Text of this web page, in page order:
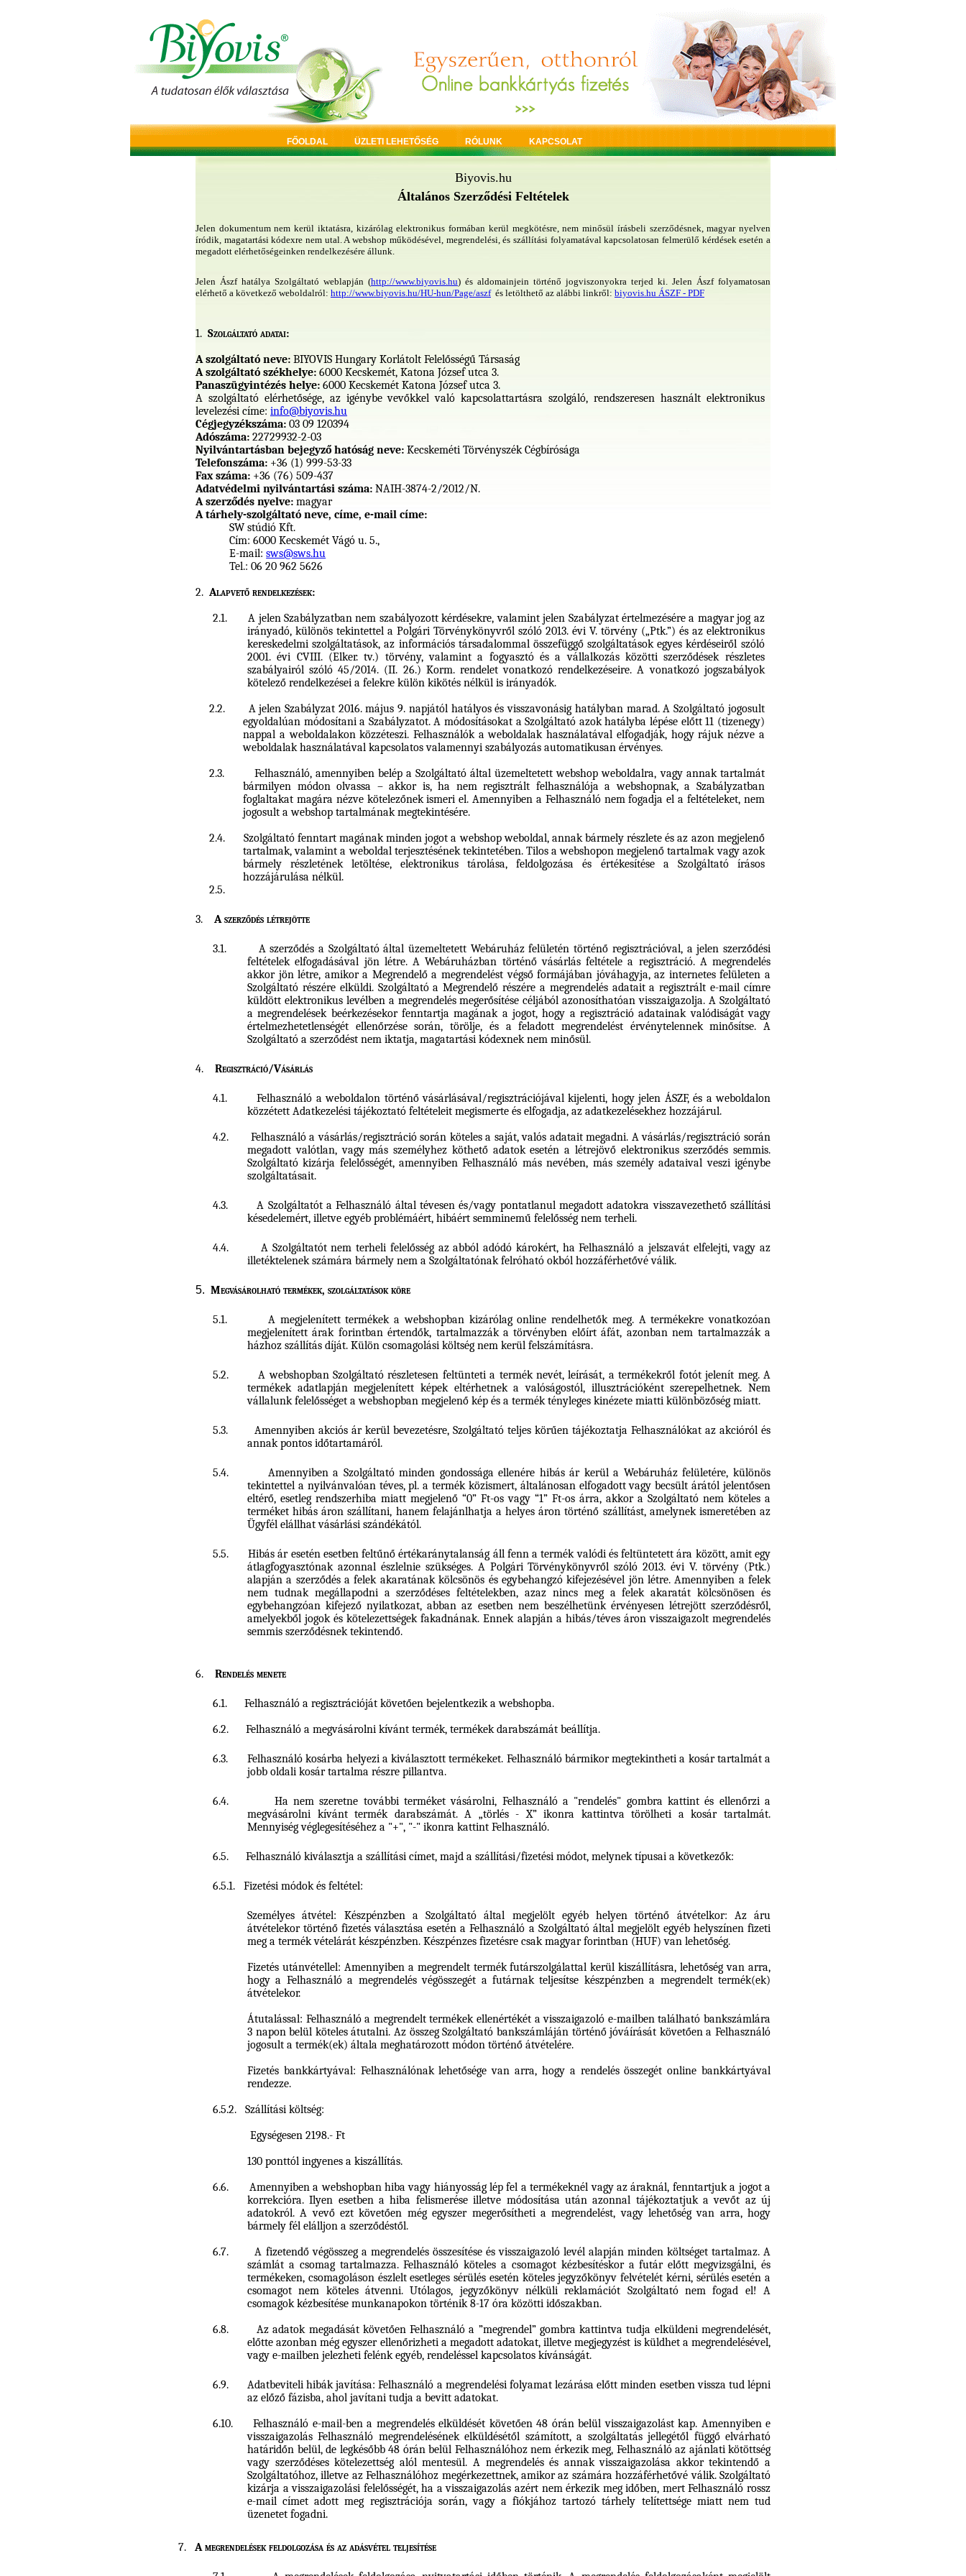
FŐOLDAL ÜZLETI LEHETŐSÉG RÓLUNK KAPCSOLAT
Biyovis.hu
Általános Szerződési Feltételek
Jelen dokumentum nem kerül iktatásra, kizárólag elektronikus formában kerül megkötésre, nem minősül írásbeli szerződésnek, magyar nyelven
íródik, magatartási kódexre nem utal. A webshop működésével, megrendelési, és szállítási folyamatával kapcsolatosan felmerülő kérdések esetén a
megadott elérhetőségeinken rendelkezésére állunk.
Jelen Ászf hatálya Szolgáltató weblapján (http://www.biyovis.hu) és aldomainjein történő jogviszonyokra terjed ki. Jelen Ászf folyamatosan
elérhető a következő weboldalról: http://www.biyovis.hu/HU-hun/Page/aszfés letölthető az alábbi linkről: biyovis.hu ÁSZF - PDF
1. Szolgáltató adatai:
A szolgáltató neve: BIYOVIS Hungary Korlátolt Felelősségű Társaság
Aszolgáltató székhelye: 6000 Kecskemét, Katona József utca 3.
Panaszügyintézés helye: 6000 Kecskemét Katona József utca 3.
A szolgáltató elérhetősége, az igénybe vevőkkel való kapcsolattartásra szolgáló, rendszeresen használt elektronikus
levelezési címe: info@biyovis.hu
Cégjegyzékszáma: 03 09 120394
Adószáma: 22729932-2-03
Nyilvántartásban bejegyző hatóság neve: Kecskeméti Törvényszék Cégbírósága
Telefonszáma: +36 (1) 999-53-33
Fax száma: +36 (76) 509-437
Adatvédelmi nyilvántartási száma: NAIH-3874-2/2012/N.
A szerződés nyelve: magyar
A tárhely-szolgáltató neve, címe, e-mail címe:
SW stúdió Kft.
Cím: 6000 Kecskemét Vágó u. 5.,
E-mail:sws@sws.hu
Tel.: 06 20 962 5626
2. Alapvető rendelkezések:
2.1.
A jelen Szabályzatban nem szabályozott kérdésekre, valamint jelen Szabályzat értelmezésére a magyar jog az
irányadó, különös tekintettel a Polgári Törvénykönyvről szóló 2013. évi V. törvény („Ptk.”) és az elektronikus
kereskedelmi szolgáltatások, az információs társadalommal összefüggő szolgáltatások egyes kérdéseiről szóló
2001. évi CVIII. (Elker. tv.) törvény, valamint a fogyasztó és a vállalkozás közötti szerződések részletes
szabályairól szóló 45/2014. (II. 26.) Korm. rendelet vonatkozó rendelkezéseire.A vonatkozó jogszabályok
kötelező rendelkezései a felekre külön kikötés nélkül is irányadók.
2.2.
A jelen Szabályzat 2016. május 9. napjától hatályos és visszavonásig hatályban marad. A Szolgáltató jogosult
egyoldalúan módosítani a Szabályzatot. A módosításokat a Szolgáltató azok hatályba lépése előtt 11 (tizenegy)
nappal a weboldalakon közzéteszi. Felhasználók a weboldalak használatával elfogadják, hogy rájuk nézve a
weboldalak használatával kapcsolatos valamennyi szabályozás automatikusan érvényes.
2.3.
Felhasználó, amennyiben belép a Szolgáltató által üzemeltetett webshop weboldalra, vagy annak tartalmát
bármilyen módon olvassa – akkor is, ha nem regisztrált felhasználója a webshopnak, a Szabályzatban
foglaltakat magára nézve kötelezőnek ismeri el. Amennyiben a Felhasználó nem fogadja el a feltételeket, nem
jogosult a webshop tartalmának megtekintésére.
2.4.
Szolgáltató fenntart magának minden jogot a webshop weboldal, annak bármely részlete és az azon megjelenő
tartalmak, valamint a weboldal terjesztésének tekintetében. Tilos a webshopon megjelenő tartalmak vagy azok
bármely részletének letöltése, elektronikus tárolása, feldolgozása és értékesítése a Szolgáltató írásos
hozzájárulása nélkül.
2.5.
3. A szerződés létrejötte
3.1.
A szerződés a Szolgáltató által üzemeltetett Webáruház felületén történő regisztrációval, a jelen szerződési
feltételek elfogadásával jön létre. A Webáruházban történő vásárlás feltétele a regisztráció. A megrendelés
akkor jön létre, amikor a Megrendelő a megrendelést végső formájában jóváhagyja, az internetes felületen a
Szolgáltató részére elküldi. Szolgáltató a Megrendelő részére a megrendelés adatait a regisztrált e-mail címre
küldött elektronikus levélben a megrendelés megerősítése céljából azonosíthatóan visszaigazolja. A Szolgáltató
a megrendelések beérkezésekor fenntartja magának a jogot, hogy a regisztráció adatainak valódiságát vagy
értelmezhetetlenségét ellenőrzése során, törölje, és a feladott megrendelést érvénytelennek minősítse. A
Szolgáltató a szerződést nem iktatja, magatartási kódexnek nem minősül.
4. Regisztráció/Vásárlás
4.1.
Felhasználó a weboldalon történő vásárlásával/regisztrációjával kijelenti, hogy jelen ÁSZF, és a weboldalon
közzétett Adatkezelési tájékoztató feltételeit megismerte és elfogadja, az adatkezelésekhez hozzájárul.
4.2.
Felhasználó a vásárlás/regisztráció során köteles a saját, valós adatait megadni. A vásárlás/regisztráció során
megadott valótlan, vagy más személyhez köthető adatok esetén a létrejövő elektronikus szerződés semmis.
Szolgáltató kizárja felelősségét, amennyiben Felhasználó más nevében, más személy adataival veszi igénybe
szolgáltatásait.
4.3.
A Szolgáltatót a Felhasználó által tévesen és/vagy pontatlanul megadott adatokra visszavezethető szállítási
késedelemért, illetve egyéb problémáért, hibáért semminemű felelősség nem terheli.
4.4.
A Szolgáltatót nem terheli felelősség az abból adódó károkért, ha Felhasználó a jelszavát elfelejti, vagy az
illetéktelenek számára bármely nem a Szolgáltatónak felróható okból hozzáférhetővé válik.
5. Megvásárolható termékek, szolgáltatások köre
5.1.
A megjelenített termékek a webshopban kizárólag online rendelhetők meg. A termékekre vonatkozóan
megjelenített árak forintban értendők, tartalmazzák a törvényben előírt áfát, azonban nem tartalmazzák a
házhoz szállítás díját. Külön csomagolási költség nem kerül felszámításra.
5.2.
A webshopban Szolgáltató részletesen feltünteti a termék nevét, leírását, a termékekről fotót jelenít meg. A
termékek adatlapján megjelenített képek eltérhetnek a valóságostól, illusztrációként szerepelhetnek. Nem
vállalunk felelősséget a webshopban megjelenő kép és a termék tényleges kinézete miatti különbözőség miatt.
5.3.
Amennyiben akciós ár kerül bevezetésre, Szolgáltató teljes körűen tájékoztatja Felhasználókat az akcióról és
annak pontos időtartamáról.
5.4.
Amennyiben a Szolgáltató minden gondossága ellenére hibás ár kerül a Webáruház felületére, különös
tekintettel a nyilvánvalóan téves, pl. a termék közismert, általánosan elfogadott vagy becsült árától jelentősen
eltérő, esetleg rendszerhiba miatt megjelenő “0” Ft-os vagy “1” Ft-os árra, akkor a Szolgáltató nem köteles a
terméket hibás áron szállítani, hanem felajánlhatja a helyes áron történő szállítást, amelynek ismeretében az
Ügyfél elállhat vásárlási szándékától.
5.5.
Hibás ár esetén esetben feltűnő értékaránytalanság áll fenn a termék valódi és feltüntetett ára között, amit egy
átlagfogyasztónak azonnal észlelnie szükséges. A Polgári Törvénykönyvről szóló 2013. évi V. törvény (Ptk.)
alapján a szerződés a felek akaratának kölcsönös és egybehangzó kifejezésével jön létre. Amennyiben a felek
nem tudnak megállapodni a szerződéses feltételekben, azaz nincs meg a felek akaratát kölcsönösen és
egybehangzóan kifejező nyilatkozat, abban az esetben nem beszélhetünk érvényesen létrejött szerződésről,
amelyekből jogok és kötelezettségek fakadnának. Ennek alapján a hibás/téves áron visszaigazolt megrendelés
semmis szerződésnek tekintendő.
6. Rendelés menete
6.1.
Felhasználó a regisztrációját követően bejelentkezik a webshopba.
6.2.
Felhasználó a megvásárolni kívánt termék, termékek darabszámát beállítja.
6.3.
Felhasználó kosárba helyezi a kiválasztott termékeket. Felhasználó bármikor megtekintheti a kosár tartalmát a
jobb oldali kosár tartalma részre pillantva.
6.4.
Ha nem szeretne további terméket vásárolni, Felhasználó a "rendelés" gombra kattint és ellenőrzi a
megvásárolni kívánt termék darabszámát. A „törlés - X” ikonra kattintva törölheti a kosár tartalmát.
Mennyiség véglegesítéséhez a "+", "-" ikonra kattint Felhasználó.
6.5. Felhasználó kiválasztja a szállítási címet, majd a szállítási/fizetési módot, melynek típusai a következők:
6.5.1. Fizetési módok és feltétel:
Személyes átvétel: Készpénzben a Szolgáltató által megjelölt egyéb helyen történő átvételkor: Az áru
átvételekor történő fizetés választása esetén a Felhasználó a Szolgáltató által megjelölt egyéb helyszínen fizeti
meg a termék vételárát készpénzben. Készpénzes fizetésre csak magyar forintban (HUF) van lehetőség.
Fizetés utánvétellel: Amennyiben a megrendelt termék futárszolgálattal kerül kiszállításra, lehetőség van arra,
hogy a Felhasználó a megrendelés végösszegét a futárnak teljesítse készpénzben a megrendelt termék(ek)
átvételekor.
Átutalással: Felhasználó a megrendelt termékek ellenértékét a visszaigazoló e-mailben található bankszámlára
3 napon belül köteles átutalni. Az összeg Szolgáltató bankszámláján történő jóváírását követően a Felhasználó
jogosult a termék(ek) általa meghatározott módon történő átvételére.
Fizetés bankkártyával: Felhasználónak lehetősége van arra, hogy a rendelés összegét online bankkártyával
rendezze.
6.5.2.
Szállítási költség:
Egységesen 2198.- Ft
130 ponttól ingyenes a kiszállítás.
6.6.
Amennyiben a webshopban hiba vagy hiányosság lép fel a termékeknél vagy az áraknál, fenntartjuk a jogot a
korrekcióra. Ilyen esetben a hiba felismerése illetve módosítása után azonnal tájékoztatjuk a vevőt az új
adatokról. A vevő ezt követően még egyszer megerősítheti a megrendelést, vagy lehetőség van arra, hogy
bármely fél elálljon a szerződéstől.
6.7.
A fizetendő végösszeg a megrendelés összesítése és visszaigazoló levél alapján minden költséget tartalmaz. A
számlát a csomag tartalmazza. Felhasználó köteles a csomagot kézbesítéskor a futár előtt megvizsgálni, és
termékeken, csomagoláson észlelt esetleges sérülés esetén köteles jegyzőkönyv felvételét kérni, sérülés esetén a
csomagot nem köteles átvenni. Utólagos, jegyzőkönyv nélküli reklamációt Szolgáltató nem fogad el! A
csomagok kézbesítése munkanapokon történik 8-17 óra közötti időszakban.
6.8.
Az adatok megadását követően Felhasználó a ”megrendel” gombra kattintva tudja elküldeni megrendelését,
előtte azonban még egyszer ellenőrizheti a megadott adatokat, illetve megjegyzést is küldhet a megrendelésével,
vagy e-mailben jelezheti felénk egyéb, rendeléssel kapcsolatos kívánságát.
6.9.
Adatbeviteli hibák javítása: Felhasználó a megrendelési folyamat lezárása előtt minden esetben vissza tud lépni
az előző fázisba, ahol javítani tudja a bevitt adatokat.
6.10.
Felhasználó e-mail-ben a megrendelés elküldését követően 48 órán belül visszaigazolást kap. Amennyiben e
visszaigazolás Felhasználó megrendelésének elküldésétől számított, a szolgáltatás jellegétől függő elvárható
határidőn belül, de legkésőbb 48 órán belül Felhasználóhoz nem érkezik meg, Felhasználó az ajánlati kötöttség
vagy szerződéses kötelezettség alól mentesül. A megrendelés és annak visszaigazolása akkor tekintendő a
Szolgáltatóhoz, illetve az Felhasználóhoz megérkezettnek, amikor az számára hozzáférhetővé válik. Szolgáltató
kizárja a visszaigazolási felelősségét, ha a visszaigazolás azért nem érkezik meg időben, mert Felhasználó rossz
e-mail címet adott meg regisztrációja során, vagy a fiókjához tartozó tárhely telítettsége miatt nem tud
üzenetet fogadni.
7. A megrendelések feldolgozása és az adásvétel teljesítése